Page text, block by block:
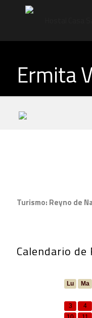
Ermita
Turismo: Reyno de
Calendario de